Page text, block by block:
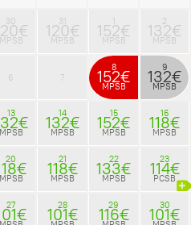
30
MPSB
31
120€
MPSB
1
152€
MPSB
2
132€
MPSB
6 7
8
152€
MPSB
9
132€
MPSB
13
MPSB
14
132€
MPSB
15
152€
MPSB
16
118€
MPSB
20
MPSB
21
118€
MPSB
22
133€
MPSB
23
114€
PCSB
27 28
101€ 29
116€ 30
101€